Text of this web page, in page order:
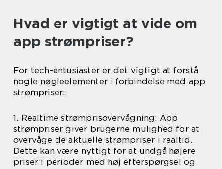
Hvad er vigtigt at vide om
app strømpriser?
For tech-entusiaster er det vigtigt at forstå
nogle nøgleelementer i forbindelse med app
strømpriser:
1. Realtime strømprisovervågning: App
strømpriser giver brugerne mulighed for at
overvåge de aktuelle strømpriser i realtid.
Dette kan være nyttigt for at undgå højere
priser i perioder med høj efterspørgsel og